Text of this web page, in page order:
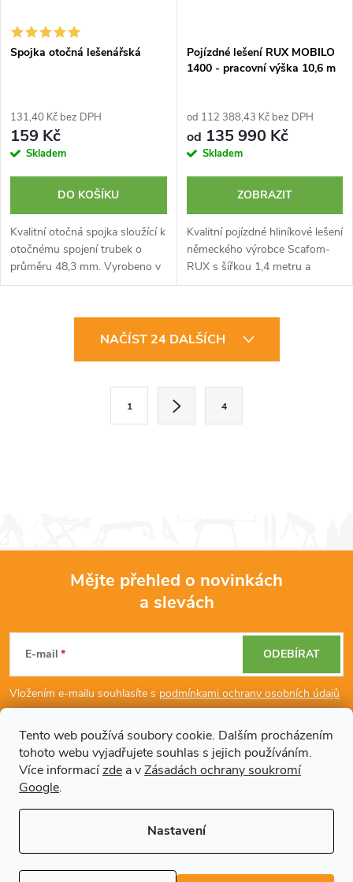
Tento web používá soubory cookie. Dalším procházením
tohoto webu vyjadřujete souhlas s jejich používáním.
Více informacízde a vZásadách ochrany soukromí
Google.
Nastavení
Spojka otočná lešenářská
131,40 Kč bez DPH
159 Kč
Skladem
DO KOŠÍKU
Kvalitní otočná spojka sloužící k
otočnému spojení trubek o
průměru 48,3 mm. Vyrobeno v
Německu.
Pojízdné lešení RUX MOBILO
1400 - pracovní výška 10,6 m
od 112 388,43 Kč bez DPH
od 135 990 Kč
Skladem
ZOBRAZIT
Kvalitní pojízdné hliníkové lešení
německého výrobce Scafom-
RUX s šířkou 1,4 metru a
výškou 10,6 m. Typ MOBILO
špičkové kvality s plně
nastavitelným...
í
k
y
v
ý
p
s
NAČÍST 24 DALŠÍCH
v
1 4
p
Mějte přehled o novinkách
a slevách
E-mail
Vložením e-mailu souhlasíte s podmínkami ochrany osobních údajů
ODEBÍRAT
Dodatečné informace
Copyright 2026Regals.cz. Všechna práva vyhrazena.Upravit nastavení
cookies